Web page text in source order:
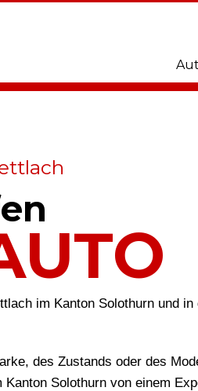
im Kanton Solothurn und in
des Zustands oder des
Kanton Solothurn von einem